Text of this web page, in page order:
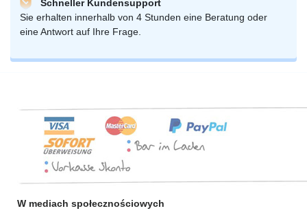
Schneller Kundensupport
Sie erhalten innerhalb von 4 Stunden eine Beratung oder
eine Antwort auf Ihre Frage.
W mediach społecznościowych